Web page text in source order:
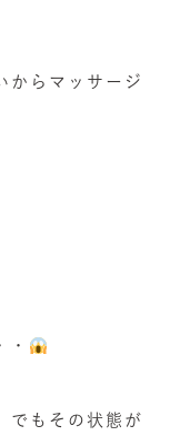
からマッサージ
でもその状態が